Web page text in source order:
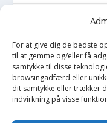
For at give dig de bedste
til at gemme og/eller få
samtykke til disse
browsingadfærd eller
dit samtykke eller trækker
indvirkning på visse
Save